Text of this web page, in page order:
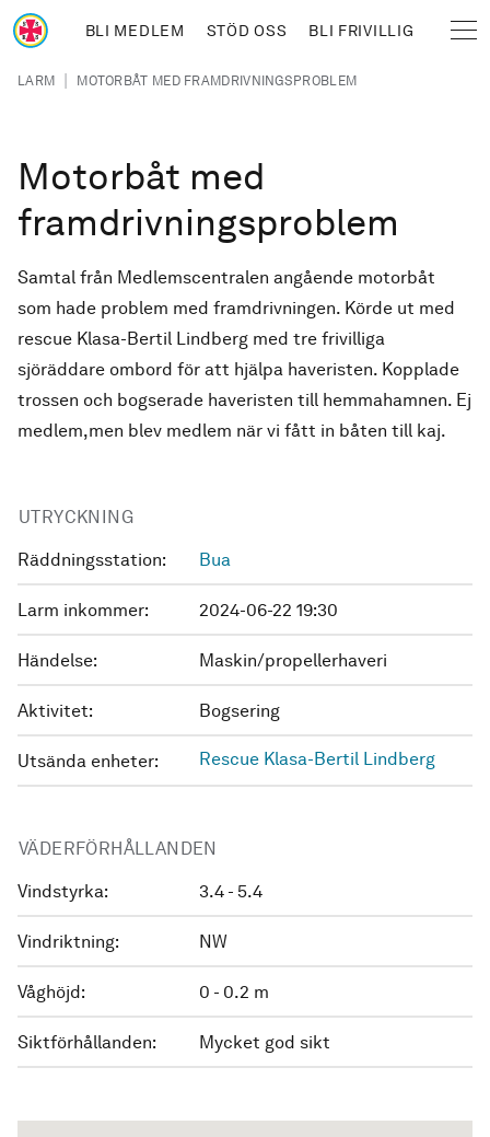
Hoppa till huvudinnehåll
BLI MEDLEM STÖD OSS BLI FRIVILLIG
Länkstig
LARM | MOTORBÅT MED FRAMDRIVNINGSPROBLEM
Motorbåt med
framdrivningsproblem
Samtal från Medlemscentralen angående motorbåt
som hade problem med framdrivningen. Körde ut med
rescue Klasa-Bertil Lindberg med tre frivilliga
sjöräddare ombord för att hjälpa haveristen. Kopplade
trossen och bogserade haveristen till hemmahamnen. Ej
medlem,men blev medlem när vi fått in båten till kaj.
UTRYCKNING
Räddningsstation: Bua
Larm inkommer: 2024-06-22 19:30
Händelse: Maskin/propellerhaveri
Aktivitet: Bogsering
Utsända enheter: Rescue Klasa-Bertil Lindberg
VÄDERFÖRHÅLLANDEN
Vindstyrka: 3.4 - 5.4
Vindriktning: NW
Våghöjd: 0 - 0.2 m
Siktförhållanden: Mycket god sikt